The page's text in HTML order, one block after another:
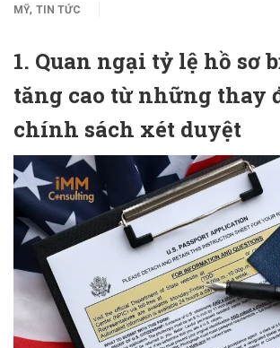
MỸ, TIN TỨC
1. Quan ngại tỷ lệ hồ sơ
tăng cao từ những thay
chính sách xét duyệt